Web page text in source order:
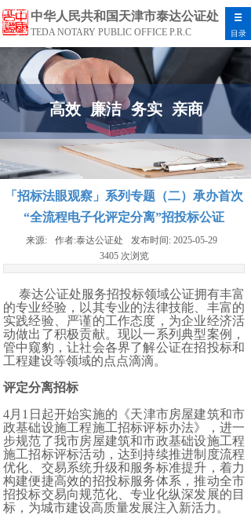
中华人民共和国天津市泰达公证处
TEDA NOTARY PUBLIC OFFICE P.R.C 目录
高效 廉洁 务实 亲商
「招标法眼观察」系列专题（二）承办首次
“全流程电子化评定分离”招投标公证
来源: 作者:泰达公证处 发布时间: 2025-05-29
3405 次浏览
泰达公证处服务招投标领域公证拥有丰富
的专业经验，以其专业的法律技能、丰富的
实践经验、严谨的工作态度，为企业经济活
动做出了积极贡献。现以一系列典型案例，
管中窥豹，让社会各界了解公证在招投标和
工程建设等领域的点点滴滴。
评定分离招标
4月1日起开始实施的《天津市房屋建筑和市
政基础设施工程施工招标评标办法》，进一
步规范了我市房屋建筑和市政基础设施工程
施工招标评标活动，达到持续推进制度流程
优化、交易系统升级和服务标准提升，着力
构建便捷高效的招投标服务体系，推动全市
招投标交易向规范化、专业化纵深发展的目
标，为城市建设高质量发展注入新活力。